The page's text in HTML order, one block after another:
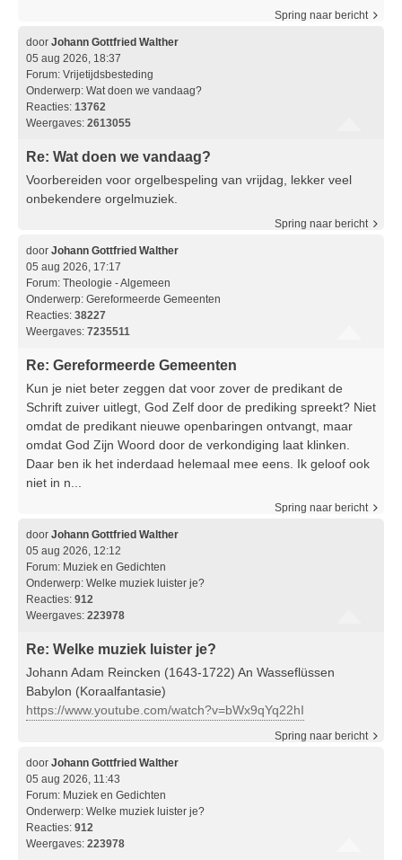
Spring naar bericht
door Johann Gottfried Walther
05 aug 2026, 18:37
Forum: Vrijetijdsbesteding
Onderwerp: Wat doen we vandaag?
Reacties: 13762
Weergaves: 2613055
Re: Wat doen we vandaag?
Voorbereiden voor orgelbespeling van vrijdag, lekker veel
onbekendere orgelmuziek.
Spring naar bericht
door Johann Gottfried Walther
05 aug 2026, 17:17
Forum: Theologie - Algemeen
Onderwerp: Gereformeerde Gemeenten
Reacties: 38227
Weergaves: 7235511
Re: Gereformeerde Gemeenten
Kun je niet beter zeggen dat voor zover de predikant de
Schrift zuiver uitlegt, God Zelf door de prediking spreekt? Niet
omdat de predikant nieuwe openbaringen ontvangt, maar
omdat God Zijn Woord door de verkondiging laat klinken.
Daar ben ik het inderdaad helemaal mee eens. Ik geloof ook
niet in n...
Spring naar bericht
door Johann Gottfried Walther
05 aug 2026, 12:12
Forum: Muziek en Gedichten
Onderwerp: Welke muziek luister je?
Reacties: 912
Weergaves: 223978
Re: Welke muziek luister je?
Johann Adam Reincken (1643-1722) An Wasseflüssen
Babylon (Koraalfantasie)
https://www.youtube.com/watch?v=bWx9qYq22hI
Spring naar bericht
door Johann Gottfried Walther
05 aug 2026, 11:43
Forum: Muziek en Gedichten
Onderwerp: Welke muziek luister je?
Reacties: 912
Weergaves: 223978